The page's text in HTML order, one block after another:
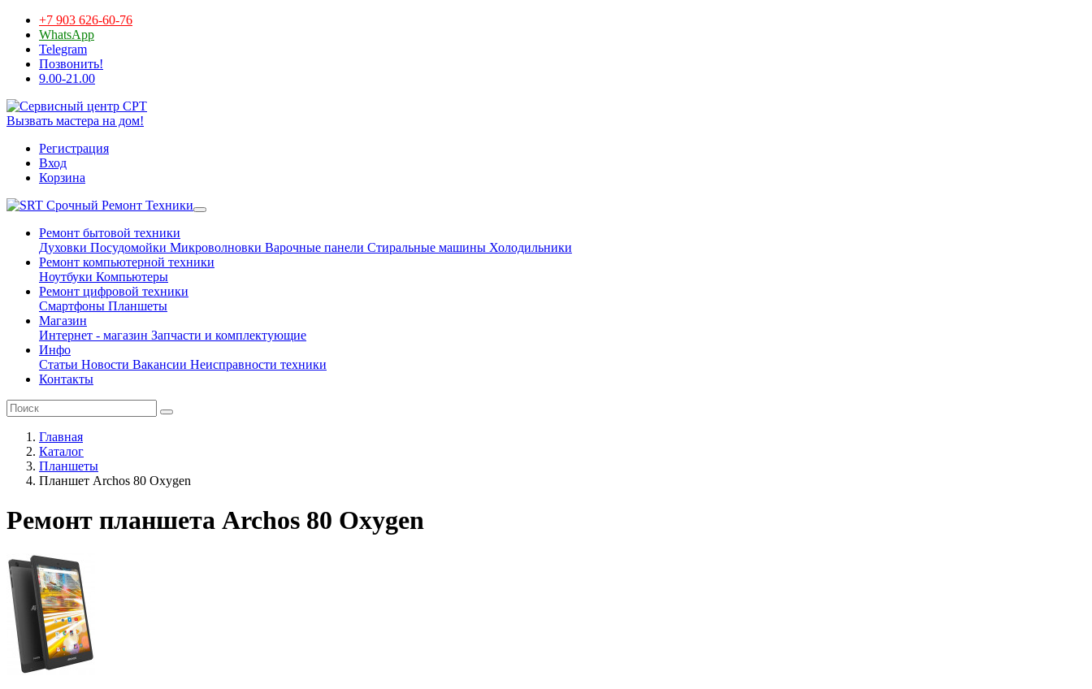
+7 903 626-60-76
WhatsApp
Telegram
Позвонить!
9.00-21.00
Вызвать мастера на дом!
Регистрация
Вход
Корзина
Срочный Ремонт Техники
Ремонт бытовой техники
Духовки Посудомойки Микроволновки Варочные панели Стиральные машины Холодильники
Ремонт компьютерной техники
Ноутбуки Компьютеры
Ремонт цифровой техники
Смартфоны Планшеты
Магазин
Интернет - магазин Запчасти и комплектующие
Инфо
Статьи Новости Вакансии Неисправности техники
Контакты
Главная
Каталог
Планшеты
Планшет Archos 80 Oxygen
Ремонт планшета Archos 80 Oxygen